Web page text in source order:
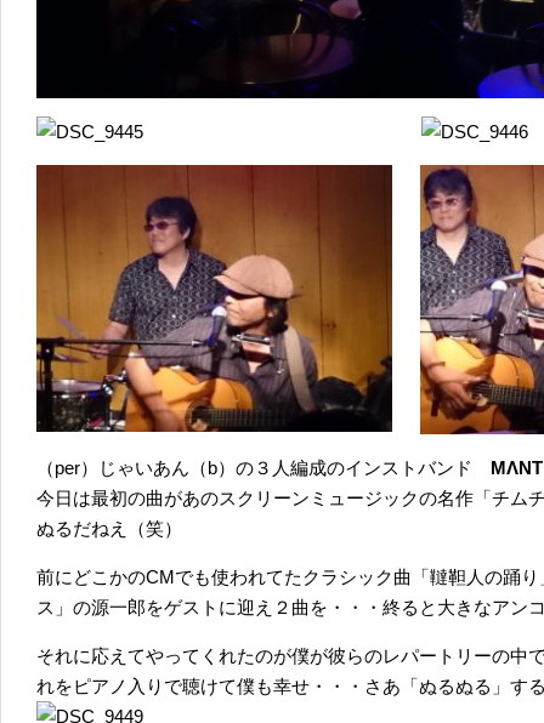
（per）じゃいあん（b）の３人編成のインストバンド
今日は最初の曲があのスクリーンミュージックの名作「チム
ぬるだねえ（笑）
前にどこかのCMでも使われてたクラシック曲「韃靼人の踊
ス」の源一郎をゲストに迎え２曲を・・・終ると大きなアン
それに応えてやってくれたのが僕が彼らのレパートリーの中
れをピアノ入りで聴けて僕も幸せ・・・さあ「ぬるぬる」す